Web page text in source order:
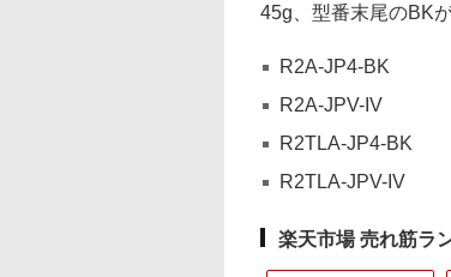
45g、型番末尾のBK
R2A-JP4-BK
R2A-JPV-IV
R2TLA-JP4-BK
R2TLA-JPV-IV
楽天市場 売れ筋ラ